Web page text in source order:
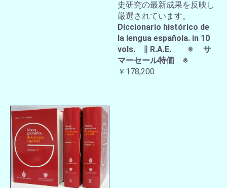
史研究の最新成果を反映し
厳選されています。
Diccionario histórico de
la lengua española. in 10
vols. ∥ R.A.E. ※ サ
マーセール特価 ※
￥178,200